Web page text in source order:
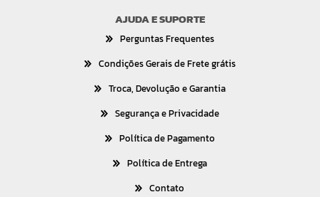
AJUDA E SUPORTE
Perguntas Frequentes
Condições Gerais de Frete grátis
Troca, Devolução e Garantia
Segurança e Privacidade
Política de Pagamento
Política de Entrega
Contato